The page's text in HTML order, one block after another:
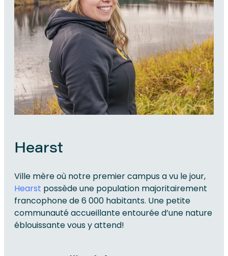
Hearst
Ville mère où notre premier campus a vu le jour,
Hearst possède une population majoritairement
francophone de 6 000 habitants. Une petite
communauté accueillante entourée d’une nature
éblouissante vous y attend!